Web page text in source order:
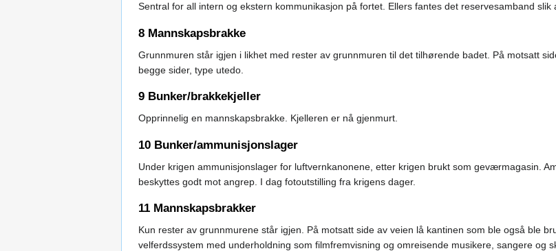
Sentral for all intern og ekstern kommunikasjon på fortet. Ellers fantes det reservesamband
8 Mannskapsbrakke
Grunnmuren står igjen i likhet med rester av grunnmuren til det tilhørende badet. På motsatt
begge sider, type utedo.
9 Bunker/brakkekjeller
Opprinnelig en mannskapsbrakke. Kjelleren er nå gjenmurt.
10 Bunker/ammunisjonslager
Under krigen ammunisjonslager for luftvernkanonene, etter krigen brukt som geværmagasin.
beskyttes godt mot angrep. I dag fotoutstilling fra krigens dager.
11 Mannskapsbrakker
Kun rester av grunnmurene står igjen. På motsatt side av veien lå kantinen som ble også ble
velferdssystem med underholdning som filmfremvisning og omreisende musikere, sangere